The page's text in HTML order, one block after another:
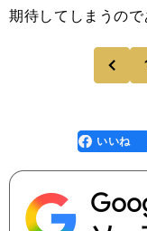
期待してしまうので
前
faceboo
k
いいね